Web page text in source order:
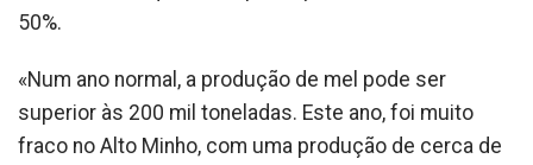
50%.
«Num ano normal, a produção de mel pode ser
superior às 200 mil toneladas. Este ano, foi muito
fraco no Alto Minho, com uma produção de cerca de